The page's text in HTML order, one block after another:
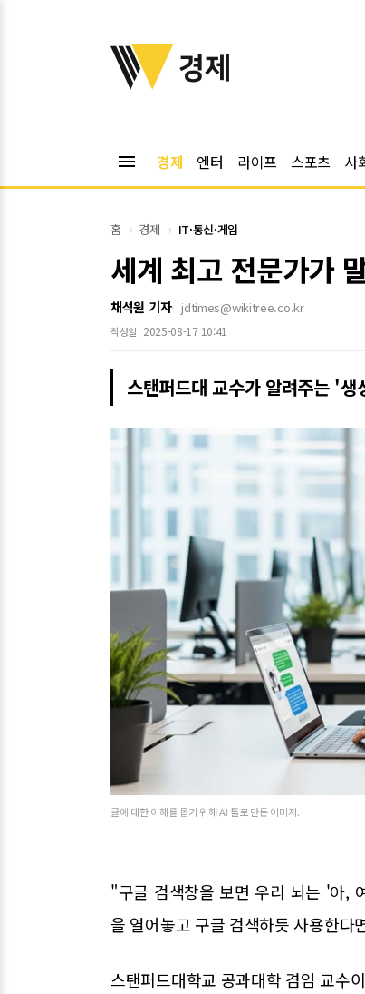
위키트리
경제
menu 경제 엔터 라이프 스포츠 사
홈 경제 IT·통신·게임
세계 최고 전문가가
채석원 기자 jdtimes@wikitree.co.kr
작성일 2025-08-17 10:41
스탠퍼드대 교수가 알려주는 '
글에 대한 이해를 돕기 위해 AI 툴로 만든 이미지.
"구글 검색창을 보면 우리 뇌는 '아,
을 열어놓고 구글 검색하듯 사용한다
스탠퍼드대학교 공과대학 겸임 교수